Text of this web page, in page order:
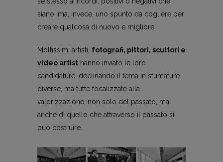
siano, ma, invece, uno spunto da cogliere per
creare qualcosa di nuovo e migliore.
Moltissimi artisti, fotografi, pittori, scultori e
video artisthanno inviato le loro
candidature, declinando il tema in sfumature
diverse, ma tutte focalizzate alla
valorizzazione, non solo del passato, ma
anche di quello che attraverso il passato si
può costruire.